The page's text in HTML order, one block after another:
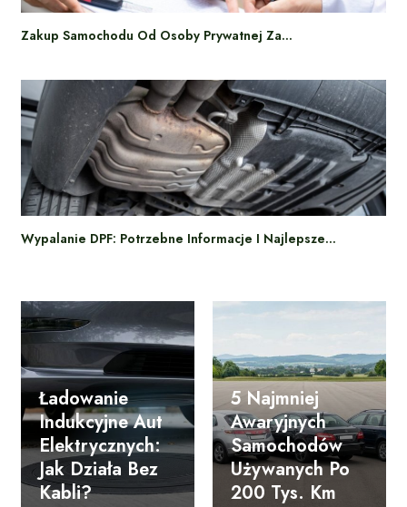
Zakup Samochodu Od Osoby Prywatnej Za…
Wypalanie DPF: Potrzebne Informacje I Najlepsze…
Ładowanie
Indukcyjne Aut
Elektrycznych:
Jak Działa Bez
Kabli?
5 Najmniej
Awaryjnych
Samochodów
Używanych Po
200 Tys. Km